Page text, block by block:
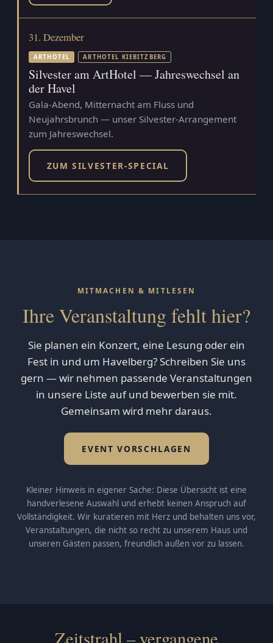
31. Dezember
ARTHOTEL ARTHOTEL KIEBITZBERG
Silvester am ArtHotel — Jahreswechsel an
der Havel
Gala-Abend, Mitternacht am Fluss und
Neujahrsbrunch — unser Silvester-Arrangement
zum Jahreswechsel.
ZUM SILVESTER-SPECIAL
MITMACHEN & MITLESEN
Ihre Veranstaltung fehlt hier?
Sie planen ein Konzert, eine Lesung oder ein
Fest in und um Havelberg? Schreiben Sie uns
gern — wir nehmen passende Veranstaltungen
in unsere Liste auf und bewerben sie mit.
Gemeinsam wird mehr daraus.
EVENT VORSCHLAGEN
Kleiner Hinweis in eigener Sache: Diese Übersicht ist eine
handverlesene Auswahl und erhebt keinen Anspruch auf
Vollständigkeit. Wir kuratieren mit Herz und behalten uns vor,
Veranstaltungen, die nicht so recht zu unserem Haus und
unseren Gästen passen, freundlich außen vor zu lassen.
Zeitstrahl – vergangene